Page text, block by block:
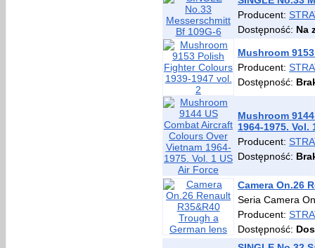
Producent:
Dostępność: Na
Mushroom
Producent:
Dostępność:
Mushroom
1964-1975. Vol.
Producent:
Dostępność:
Camera On.26
Seria Camera
Producent:
Dostępność: